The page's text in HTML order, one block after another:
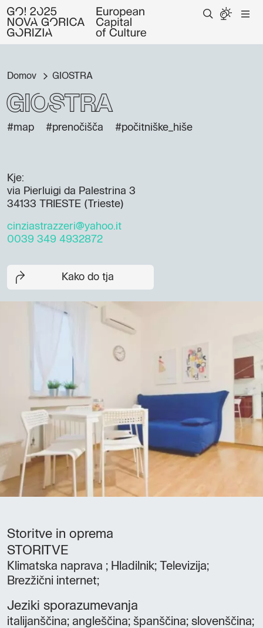
Domov GIOSTRA
GIOSTRA
#map #prenočišča #počitniške_hiše
Kje:
via Pierluigi da Palestrina 3
34133 TRIESTE (Trieste)
cinziastrazzeri@yahoo.it
0039 349 4932872
Kako do tja
Storitve in oprema
STORITVE
Klimatska naprava ; Hladilnik; Televizija;
Brezžični internet;
Jeziki sporazumevanja
italijanščina; angleščina; španščina; slovenščina;